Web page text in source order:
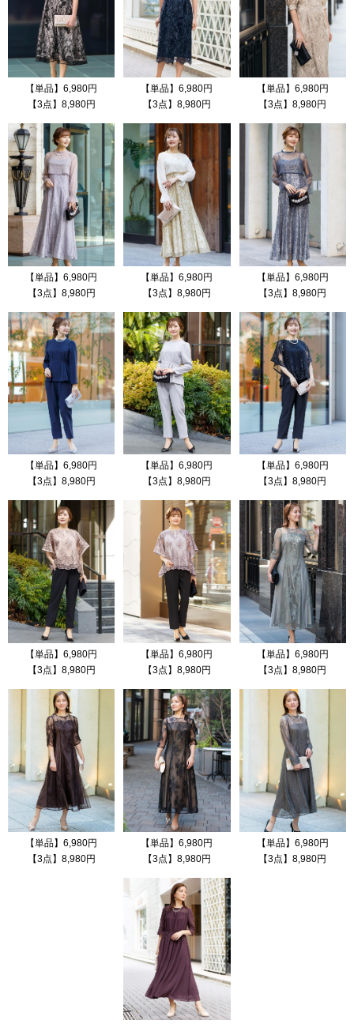
【単品】6,980円
【3点】8,980円
【単品】6,980円
【3点】8,980円
【単品】6,980円
【3点】8,980円
【単品】6,980円
【3点】8,980円
【単品】6,980円
【3点】8,980円
【単品】6,980円
【3点】8,980円
【単品】6,980円
【3点】8,980円
【単品】6,980円
【3点】8,980円
【単品】6,980円
【3点】8,980円
【単品】6,980円
【3点】8,980円
【単品】6,980円
【3点】8,980円
【単品】6,980円
【3点】8,980円
【単品】6,980円
【3点】8,980円
【単品】6,980円
【3点】8,980円
【単品】6,980円
【3点】8,980円